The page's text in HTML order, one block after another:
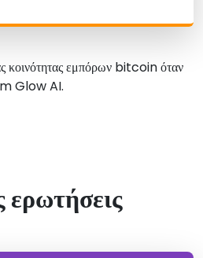
κοινότητας εμπόρων bitcoin όταν
Glow AI.
ερωτήσεις